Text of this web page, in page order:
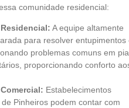
comunidade residencial:
A equipe altamente
para resolver entupimentos
problemas comuns em
proporcionando conforto
Estabelecimentos
Pinheiros podem contar com